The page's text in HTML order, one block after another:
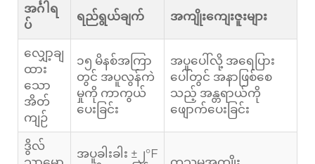
အင်္ဂါရ
ပ်
ရည်ရွယ်ချက် အကျိုးကျေးဇူးများ
လျှော့ချ
ထား
သော
အိတ်
ကျဉ်
၁၅ မိနစ်အကြာ
တွင် အပူလွန်ကဲ
မှုကို ကာကွယ်
ပေးခြင်း
အပူပေါ်လို့ အရေပြား
ပေါ်တွင် အနာဖြစ်စေ
သည့် အန္တရာယ်ကို
ဖျောက်ပေးခြင်း
ဒွိလ်
အပူခါးခါး ±၂°F